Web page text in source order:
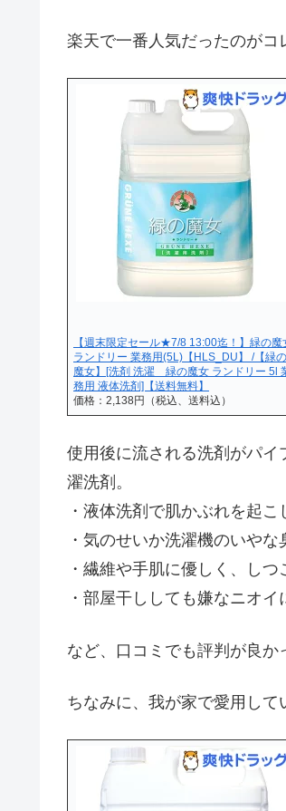
楽天で一番人気だったのがコ
【週末限定セール★7/8 13:00迄！】緑の魔
ランドリー 業務用(5L)【HLS_DU】 /【緑の
魔女】[洗剤 洗濯 緑の魔女 ランドリー 5l
務用 液体洗剤]【送料無料】
価格：2,138円（税込、送料込）
使用後に流される洗剤がパ
濯洗剤。
・液体洗剤で肌かぶれを起
・気のせいか洗濯機のいやな
・繊維や手肌に優しく、しつ
・部屋干ししても嫌なニオイ
など、口コミでも評判が良か
ちなみに、我が家で愛用して